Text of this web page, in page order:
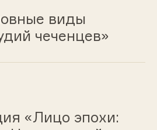
виды
чеченцев»
«Лицо эпохи: